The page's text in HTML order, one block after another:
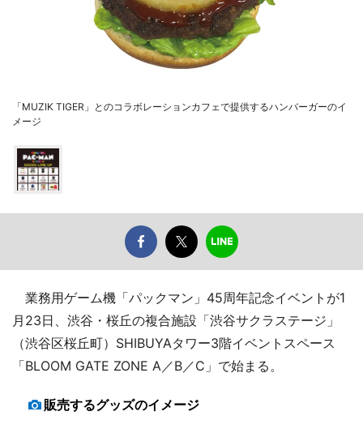
「MUZIK TIGER」とのコラボレーションカフェで提供するハンバーガーのイ
メージ
業務用ゲーム機「パックマン」45周年記念イベントが1
月23日、渋谷・桜丘の複合施設「渋谷サクラステージ」
（渋谷区桜丘町）SHIBUYAタワー3階イベントスペース
「BLOOM GATE ZONE A／B／C」で始まる。
販売するグッズのイメージ